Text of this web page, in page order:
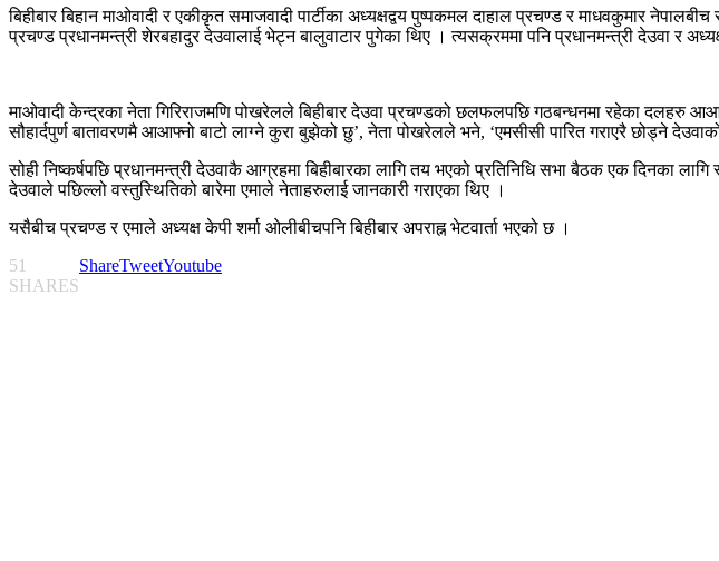
बिहीबार बिहान माओवादी र एकीकृत समाजवादी पार्टीका अध्यक्षद्वय पुष्पकमल दाहाल प्रचण्ड र माधवकुमार
प्रचण्ड प्रधानमन्त्री शेरबहादुर देउवालाई भेट्न बालुवाटार पुगेका थिए । त्यसक्रममा पनि प्रधानमन्त्री देउवा र
माओवादी केन्द्रका नेता गिरिराजमणि पोखरेलले बिहीबार देउवा प्रचण्डको छलफलपछि गठबन्धनमा रहेका दलहरु
सौहार्दपुर्ण बातावरणमै आआफ्नो बाटो लाग्ने कुरा बुझेको छु’, नेता पोखरेलले भने, ‘एमसीसी पारित गराएरै छोड्ने
सोही निष्कर्षपछि प्रधानमन्त्री देउवाकै आग्रहमा बिहीबारका लागि तय भएको प्रतिनिधि सभा बैठक एक
देउवाले पछिल्लो वस्तुस्थितिको बारेमा एमाले नेताहरुलाई जानकारी गराएका थिए ।
यसैबीच प्रचण्ड र एमाले अध्यक्ष केपी शर्मा ओलीबीचपनि बिहीबार अपराह्न भेटवार्ता भएको छ ।
51
SHARES
ShareTweetYoutube